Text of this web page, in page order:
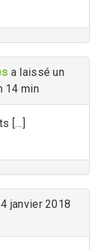
a laissé un
14 min
[…]
janvier 2018